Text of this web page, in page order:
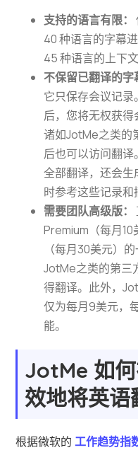
支持的语言有限：
40 种语言的字幕
45 种语言的上下
不保留已翻译的字
它只保存会议记
后，您将无权获
诸如JotMe之类的
后也可以访问翻
全部翻译，还会生
时参考这些记录和
需要团队高级版：
Premium（每月
（每月30美元）
JotMe之类的第三
得翻译。此外，
仅为每月9美元，
能。
JotMe 如
效地将英语
根据微软的工作趋势指